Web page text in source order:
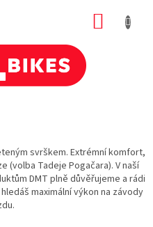
svrškem. Extrémní komfort,
(volba Tadeje Pogačara). V naší
DMT plně důvěřujeme a rádi
maximální výkon na závody